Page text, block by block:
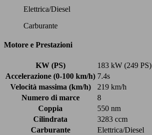
Elettrica/Diesel
Carburante
Motore e Prestazioni
KW (PS)
183 kW (249 PS)
Accelerazione (0-100 km/h) 7.4s
Velocità massima (km/h)
219 km/h
Numero di marce
8
Coppia
550 nm
Cilindrata
3283 ccm
Carburante
Elettrica/Diesel